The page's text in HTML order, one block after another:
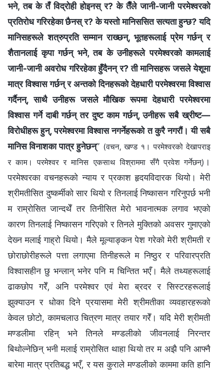
भने, तब के तँ विद्रोही होइनस् र? के तैँले जानी-जानी परमेश्‍वरको
प्रतिरोध गरिरहेका छैनस् र? के यस्तो मानिससित सत्यता हुन्छ? यदि
मानिसहरूले शत्रुप्रति सम्मान राख्छन्, भूतहरूलाई प्रेम गर्छन् र
शैतानलाई कृपा गर्छन् भने, तब के उनीहरूले परमेश्‍वरको कामलाई
जानी-जानी अवरोध गरिरहेका हुँदैनन् र? ती मानिसहरू जसले येशूमा
मात्र विश्‍वास गर्छन् र अन्तको दिनहरूको देहधारी परमेश्‍वरमा विश्‍वास
गर्दैनन्, साथै उनीहरू जसले मौखिक रूपमा देहधारी परमेश्‍वरमा
विश्‍वास गर्ने दाबी गर्छन् तर दुष्ट काम गर्छन्, उनीहरू सबै ख्रीष्ट—
विरोधीहरू हुन्, परमेश्‍वरमा विश्‍वास नगर्नेहरूको त कुरै नगरौं। यी सबै
मानिस विनाशका पात्र हुनेछन्” (वचन, खण्ड १। परमेश्‍वरको देखापराइ
र काम। परमेश्‍वर र मानिस एकसाथ विश्राममा सँगै प्रवेश गर्नेछन्) ।
परमेश्‍वरका वचनहरूको न्याय र प्रकाश हृदयविदारक थियो। मेरी
श्रीमतीसित दुष्कर्मीको सार थियो र तिनलाई निष्कासन गरिनुपर्छ भनी
म राम्रोसित जान्दथेँ तर तिनीसित मेरो भावनात्मक लगाव भएको
कारण तिनलाई निष्कासन गरिएको र तिनले मुक्तिको अवसर गुमाएको
देख्‍न मलाई गाह्रो थियो। मैले मूल्याङ्कन पेश गरेको मेरी श्रीमती र
छोराछोरीहरूले पत्ता लगाएमा तिनीहरूले म निष्ठुर र परिवारप्रति
विश्‍वासहीन छु भन्लान् भनेर पनि म चिन्तित भएँ। मैले तथ्यहरूलाई
ढाकछोप गरेँ, अनि परमेश्‍वर एवं मेरा ब्रदर र सिस्टरहरूलाई
झुक्याउन र धोका दिने प्रयासमा मेरी श्रीमतीका व्यवहारहरूको
केवल छोटो, कामचलाउ चित्रण मात्र तयार गरेँ। यदि मेरी श्रीमती
मण्डलीमा रहिन् भने तिनले मण्डलीको जीवनलाई निरन्तर
बिथोल्नेछिन् भनी मलाई राम्रोसित थाहा थियो तर म अझै पनि आफ्नै
बारेमा मात्र प्रतिबद्ध भएँ, र यस कुराले मण्डलीको काममा कति हानि